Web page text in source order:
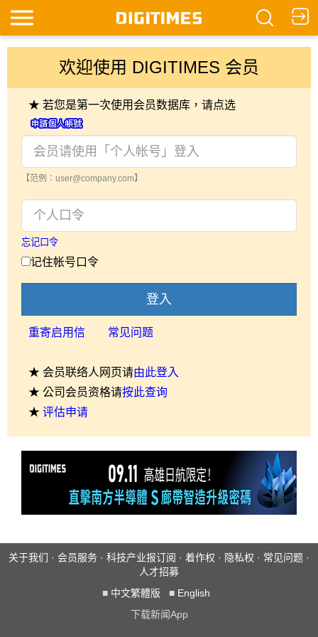
欢迎使用 DIGITIMES 会员
★ 若您是第一次使用会员数据库，请点选
【范例：user@company.com】
忘记口令
记住帐号口令
登入
重寄启用信 常见问题
★ 会员联络人网页请由此登入
★ 公司会员资格请按此查询
★ 评估申请
关于我们 · 会员服务 · 科技产业报订阅 · 着作权 · 隐私权 · 常见问题 ·
人才招募
■ 中文繁體版 ■ English
下载新闻App